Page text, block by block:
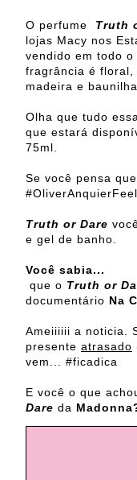
O perfume Truth
lojas Macy nos
vendido em todo
fragrância é floral,
madeira e baunilha.
Olha que tudo
que estará
75ml.
Se você pensa
Truth or Dare
e gel de banho.
Você sabia...
que o Truth or
documentário Na
Ameiiiiii a noticia.
presente atrasado
vem... #ficadica
E você o que
Dare da